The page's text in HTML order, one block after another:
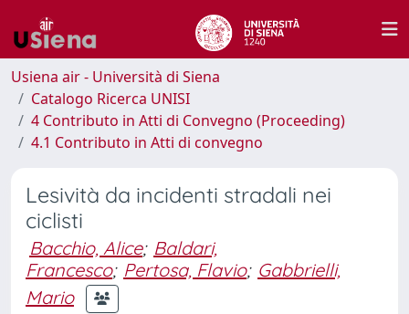
Usiena air - Università di Siena
Catalogo Ricerca UNISI
4 Contributo in Atti di Convegno (Proceeding)
4.1 Contributo in Atti di convegno
Lesività da incidenti stradali nei
ciclisti
Bacchio, Alice; Baldari,
Francesco; Pertosa, Flavio; Gabbrielli,
Mario